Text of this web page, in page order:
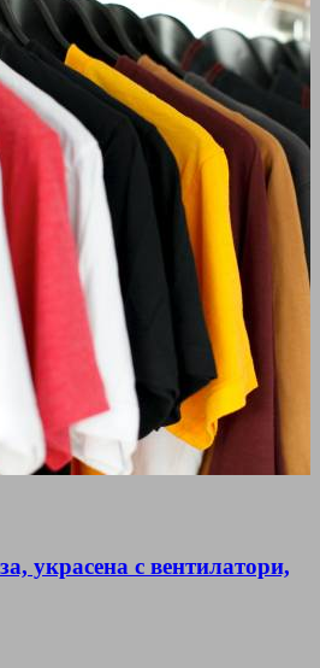
украсена с вентилатори,